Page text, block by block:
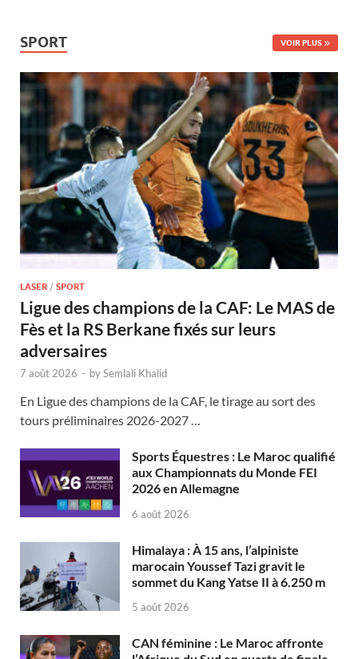
SPORT VOIR PLUS
LASER / SPORT
Ligue des champions de la CAF: Le MAS de
Fès et la RS Berkane fixés sur leurs
adversaires
7 août 2026 - bySemlali Khalid
En Ligue des champions de la CAF, le tirage au sort des
tours préliminaires 2026-2027 …
Sports Équestres : Le Maroc qualifié
aux Championnats du Monde FEI
2026 en Allemagne
6 août 2026
Himalaya : À 15 ans, l’alpiniste
marocain Youssef Tazi gravit le
sommet du Kang Yatse II à 6.250 m
5 août 2026
CAN féminine : Le Maroc affronte